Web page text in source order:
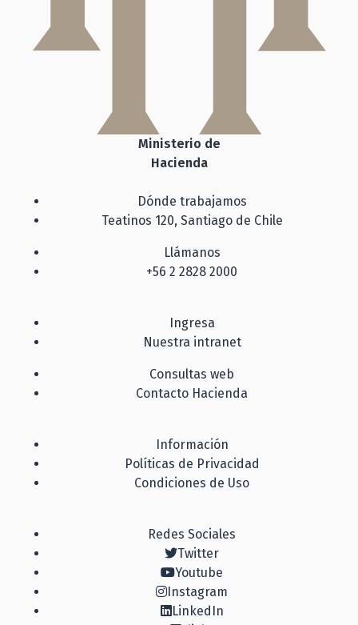
Ministerio de
Hacienda
Dónde trabajamos
Teatinos 120, Santiago de Chile
Llámanos
+56 2 2828 2000
Ingresa
Nuestra intranet
Consultas web
Contacto Hacienda
Información
Políticas de Privacidad
Condiciones de Uso
Redes Sociales
Twitter
Youtube
Instagram
LinkedIn